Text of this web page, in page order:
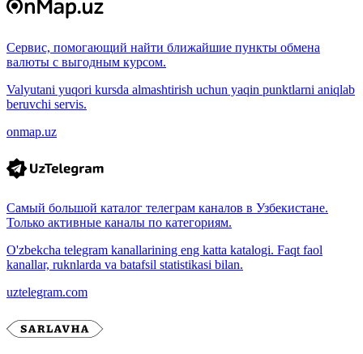
Сервис, помогающий найти ближайшие пункты обмена
валюты с выгодным курсом.
Valyutani yuqori kursda almashtirish uchun yaqin punktlarni aniqlab
beruvchi servis.
onmap.uz
Самый большой каталог телеграм каналов в Узбекистане.
Только активные каналы по категориям.
O'zbekcha telegram kanallarining eng katta katalogi. Faqt faol
kanallar, ruknlarda va batafsil statistikasi bilan.
uztelegram.com